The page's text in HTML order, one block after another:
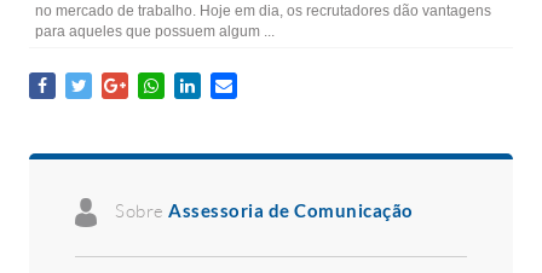
no mercado de trabalho. Hoje em dia, os recrutadores dão vantagens
para aqueles que possuem algum ...
Sobre Assessoria de Comunicação